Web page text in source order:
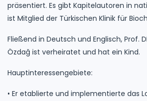
präsentiert. Es gibt Kapitelautoren in
ist Mitglied der Türkischen Klinik für
Fließend in Deutsch und Englisch, Prof.
Özdağ ist verheiratet und hat ein Kind.
Hauptinteressengebiete:
• Er etablierte und implementierte das